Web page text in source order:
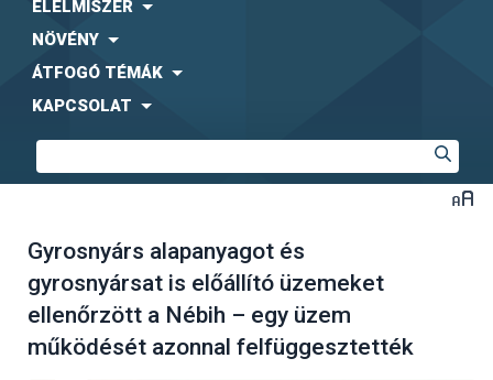
ÉLELMISZER
NÖVÉNY
ÁTFOGÓ TÉMÁK
KAPCSOLAT
Gyrosnyárs alapanyagot és
gyrosnyársat is előállító üzemeket
ellenőrzött a Nébih – egy üzem
működését azonnal felfüggesztették